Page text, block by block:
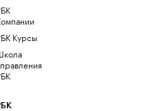
Курсы